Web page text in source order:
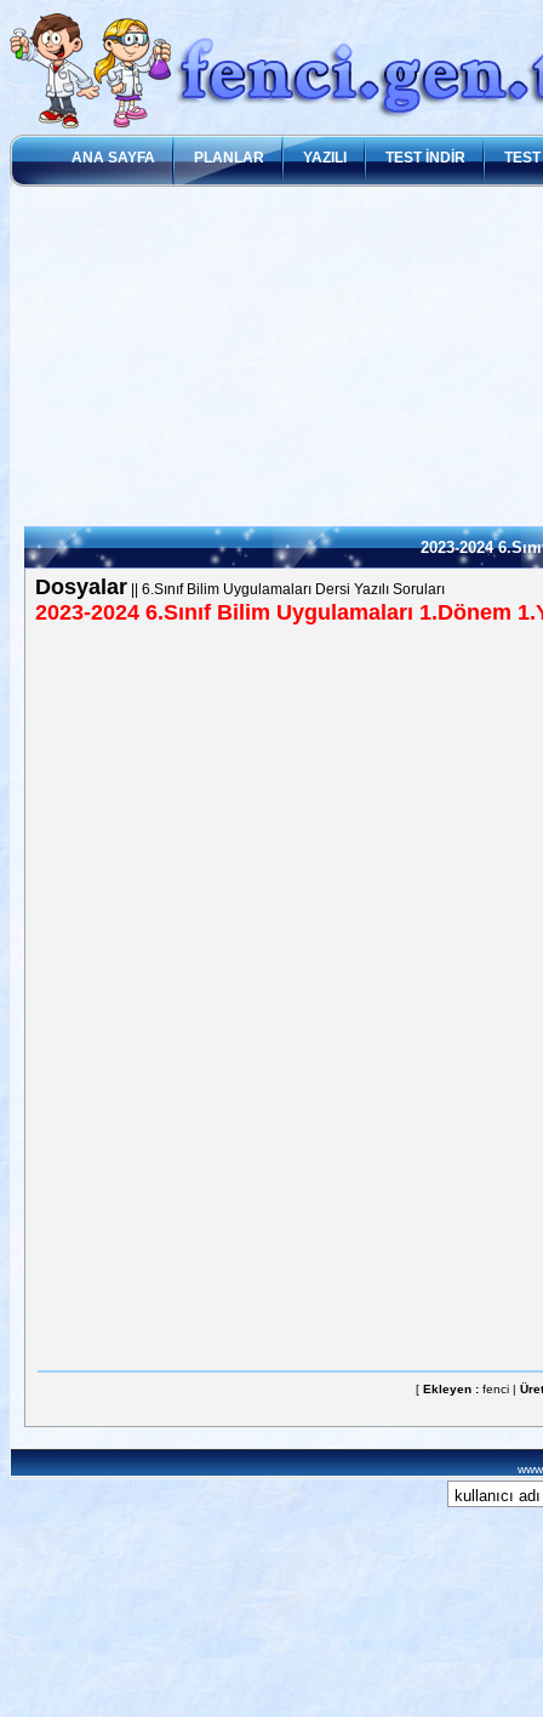
ANA SAYFA PLANLAR YAZILI TEST İNDİR
2023-2024
Dosyalar|| 6.Sınıf Bilim Uygulamaları Dersi Yazılı Soruları
2023-2024 6.Sınıf Bilim Uygulamaları 1.Dönem
[ Ekleyen : fenci |